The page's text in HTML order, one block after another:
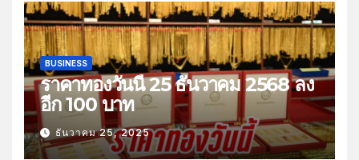
BUSINESS
ราคาทองวันนี้ 25 ธันวาคม 2568 ลง
อีก 100 บาท
ธันวาคม 25, 2025